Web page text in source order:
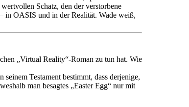
Schatz, den der verstorbene
in OASIS und in der Realität. Wade weiß,
„Virtual Reality“-Roman zu tun hat. Wie
Testament bestimmt, dass derjenige,
man besagtes „Easter Egg“ nur mit